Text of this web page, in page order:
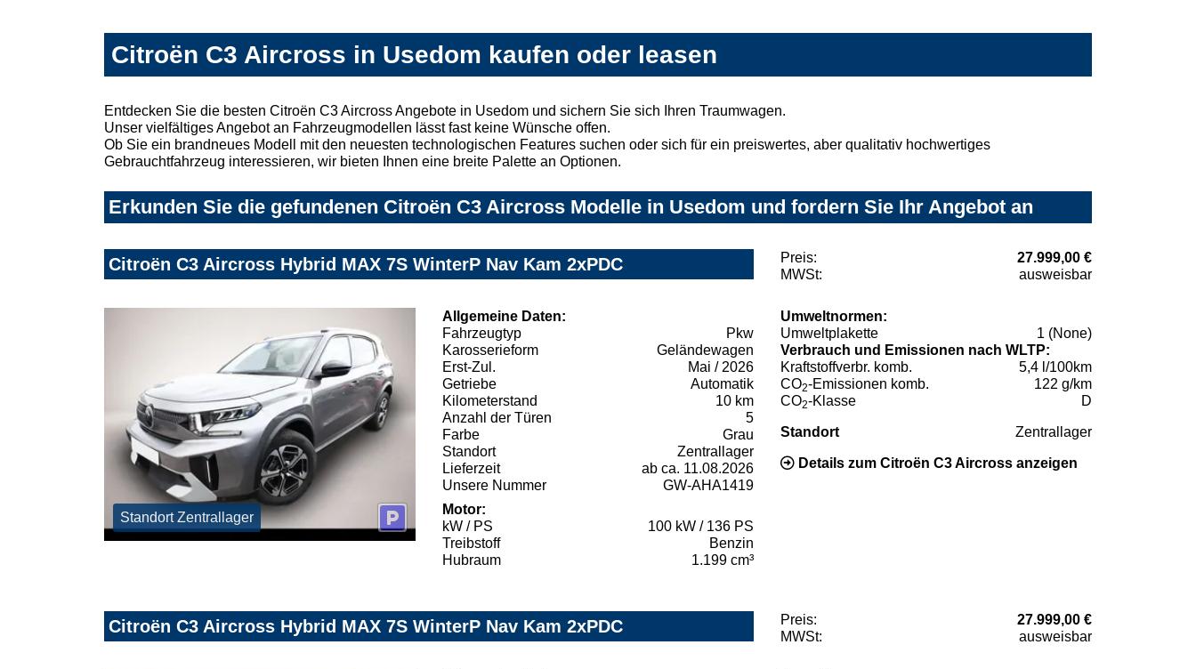
Citroën C3 Aircross in Usedom kaufen oder leasen
Entdecken Sie die besten Citroën C3 Aircross Angebote in Usedom und sichern Sie sich Ihren Traumwagen.
Unser vielfältiges Angebot an Fahrzeugmodellen lässt fast keine Wünsche offen.
Ob Sie ein brandneues Modell mit den neuesten technologischen Features suchen oder sich für ein preiswertes, aber qualitativ hochwertiges
Gebrauchtfahrzeug interessieren, wir bieten Ihnen eine breite Palette an Optionen.
Erkunden Sie die gefundenen Citroën C3 Aircross Modelle in Usedom und fordern Sie Ihr Angebot an
Citroën C3 Aircross Hybrid MAX 7S WinterP Nav Kam 2xPDC Preis:
27.999,00 €
MWSt:
ausweisbar
Standort Zentrallager
Allgemeine Daten:
Fahrzeugtyp
Pkw
Karosserieform
Geländewagen
Erst-Zul.
Mai / 2026
Getriebe
Automatik
Kilometerstand
10 km
Anzahl der Türen
5
Farbe
Grau
Standort
Zentrallager
Lieferzeit
ab ca. 11.08.2026
Unsere Nummer
GW-AHA1419
Motor:
kW / PS
100 kW / 136 PS
Treibstoff
Benzin
Hubraum
1.199 cm³
Umweltnormen:
Umweltplakette
1 (None)
Verbrauch und Emissionen nach WLTP:
Kraftstoffverbr. komb.
5,4 l/100km
CO2-Emissionen komb.
122 g/km
CO2-Klasse D
Standort Zentrallager
Details zum Citroën C3 Aircross anzeigen
Citroën C3 Aircross Hybrid MAX 7S WinterP Nav Kam 2xPDC Preis:
27.999,00 €
MWSt:
ausweisbar